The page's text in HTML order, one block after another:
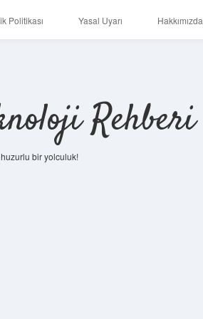
Politikası Yasal Uyarı Hakkımızda
Rehberi
bir yolculuk!